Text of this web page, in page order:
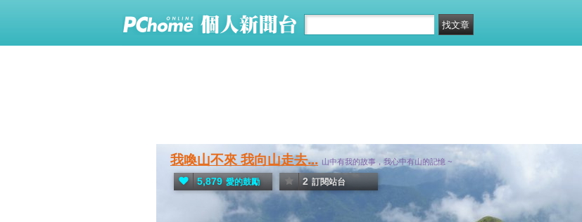
我喚山不來 我向山走去... 山中有我的故事，我心中有山的記憶 ~
5,879 愛的鼓勵 2 訂閱站台